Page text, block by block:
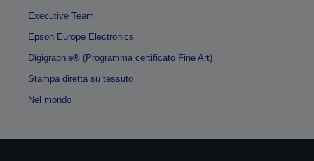
Executive Team
Epson Europe Electronics
Digigraphie® (Programma certificato Fine Art)
Stampa diretta su tessuto
Nel mondo